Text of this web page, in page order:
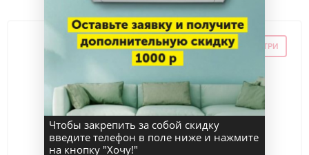
-12% ПРОМОКОД ВНУТРИ
Чтобы закрепить за собой скидку
введите телефон в поле ниже и нажмите
на кнопку "Хочу!"